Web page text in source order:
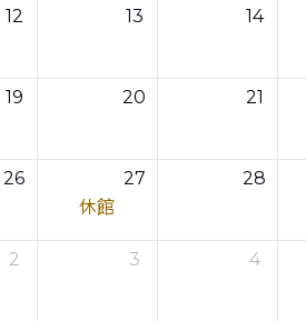
12 13 14
19 20 21
26
27
休館
28
2 3 4